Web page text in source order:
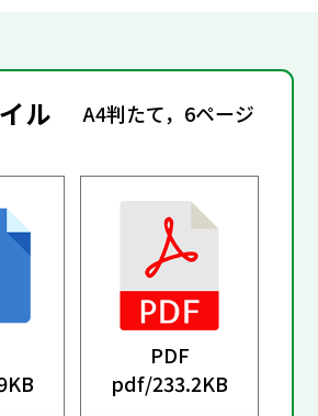
ル A4判たて，6ページ
PDF
pdf/233.2KB